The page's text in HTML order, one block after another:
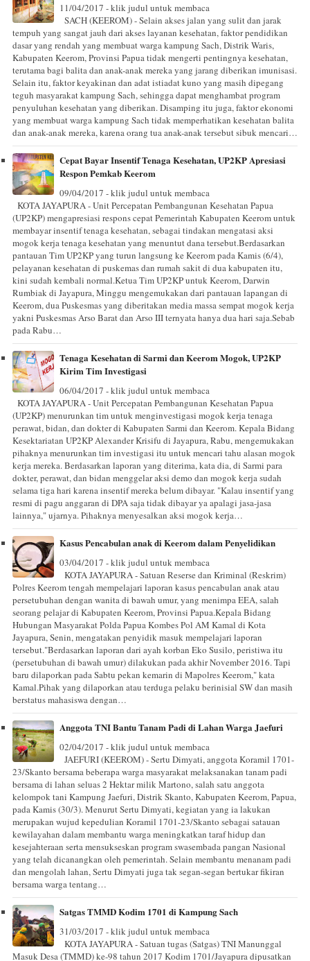
11/04/2017 - klik judul untuk membaca
SACH (KEEROM) - Selain akses jalan yang sulit dan jarak
tempuh yang sangat jauh dari akses layanan kesehatan, faktor pendidikan
dasar yang rendah yang membuat warga kampung Sach, Distrik Waris,
Kabupaten Keerom, Provinsi Papua tidak mengerti pentingnya kesehatan,
terutama bagi balita dan anak-anak mereka yang jarang diberikan imunisasi.
Selain itu, faktor keyakinan dan adat istiadat kuno yang masih dipegang
teguh masyarakat kampung Sach, sehingga dapat menghambat program
penyuluhan kesehatan yang diberikan. Disamping itu juga, faktor ekonomi
yang membuat warga kampung Sach tidak memperhatikan kesehatan balita
dan anak-anak mereka, karena orang tua anak-anak tersebut sibuk mencari…
Cepat Bayar Insentif Tenaga Kesehatan, UP2KP Apresiasi
Respon Pemkab Keerom
09/04/2017 - klik judul untuk membaca
KOTA JAYAPURA - Unit Percepatan Pembangunan Kesehatan Papua
(UP2KP) mengapresiasi respons cepat Pemerintah Kabupaten Keerom untuk
membayar insentif tenaga kesehatan, sebagai tindakan mengatasi aksi
mogok kerja tenaga kesehatan yang menuntut dana tersebut.Berdasarkan
pantauan Tim UP2KP yang turun langsung ke Keerom pada Kamis (6/4),
pelayanan kesehatan di puskemas dan rumah sakit di dua kabupaten itu,
kini sudah kembali normal.Ketua Tim UP2KP untuk Keerom, Darwin
Rumbiak di Jayapura, Minggu mengemukakan dari pantauan lapangan di
Keerom, dua Puskesmas yang diberitakan media massa sempat mogok kerja
yakni Puskesmas Arso Barat dan Arso III ternyata hanya dua hari saja.Sebab
pada Rabu…
Tenaga Kesehatan di Sarmi dan Keerom Mogok, UP2KP
Kirim Tim Investigasi
06/04/2017 - klik judul untuk membaca
KOTA JAYAPURA - Unit Percepatan Pembangunan Kesehatan Papua
(UP2KP) menurunkan tim untuk menginvestigasi mogok kerja tenaga
perawat, bidan, dan dokter di Kabupaten Sarmi dan Keerom. Kepala Bidang
Kesektariatan UP2KP Alexander Krisifu di Jayapura, Rabu, mengemukakan
pihaknya menurunkan tim investigasi itu untuk mencari tahu alasan mogok
kerja mereka. Berdasarkan laporan yang diterima, kata dia, di Sarmi para
dokter, perawat, dan bidan menggelar aksi demo dan mogok kerja sudah
selama tiga hari karena insentif mereka belum dibayar. "Kalau insentif yang
resmi di pagu anggaran di DPA saja tidak dibayar ya apalagi jasa-jasa
lainnya," ujarnya. Pihaknya menyesalkan aksi mogok kerja…
Kasus Pencabulan anak di Keerom dalam Penyelidikan
03/04/2017 - klik judul untuk membaca
KOTA JAYAPURA - Satuan Reserse dan Kriminal (Reskrim)
Polres Keerom tengah mempelajari laporan kasus pencabulan anak atau
persetubuhan dengan wanita di bawah umur, yang menimpa EEA, salah
seorang pelajar di Kabupaten Keerom, Provinsi Papua.Kepala Bidang
Hubungan Masyarakat Polda Papua Kombes Pol AM Kamal di Kota
Jayapura, Senin, mengatakan penyidik masuk mempelajari laporan
tersebut."Berdasarkan laporan dari ayah korban Eko Susilo, peristiwa itu
(persetubuhan di bawah umur) dilakukan pada akhir November 2016. Tapi
baru dilaporkan pada Sabtu pekan kemarin di Mapolres Keerom," kata
Kamal.Pihak yang dilaporkan atau terduga pelaku berinisial SW dan masih
berstatus mahasiswa dengan…
Anggota TNI Bantu Tanam Padi di Lahan Warga Jaefuri
02/04/2017 - klik judul untuk membaca
JAEFURI (KEEROM) - Sertu Dimyati, anggota Koramil 1701-
23/Skanto bersama beberapa warga masyarakat melaksanakan tanam padi
bersama di lahan seluas 2 Hektar milik Martono, salah satu anggota
kelompok tani Kampung Jaefuri, Distrik Skanto, Kabupaten Keerom, Papua,
pada Kamis (30/3). Menurut Sertu Dimyati, kegiatan yang ia lakukan
merupakan wujud kepedulian Koramil 1701-23/Skanto sebagai satauan
kewilayahan dalam membantu warga meningkatkan taraf hidup dan
kesejahteraan serta mensukseskan program swasembada pangan Nasional
yang telah dicanangkan oleh pemerintah. Selain membantu menanam padi
dan mengolah lahan, Sertu Dimyati juga tak segan-segan bertukar fikiran
bersama warga tentang…
Satgas TMMD Kodim 1701 di Kampung Sach
31/03/2017 - klik judul untuk membaca
KOTA JAYAPURA - Satuan tugas (Satgas) TNI Manunggal
Masuk Desa (TMMD) ke-98 tahun 2017 Kodim 1701/Jayapura dipusatkan